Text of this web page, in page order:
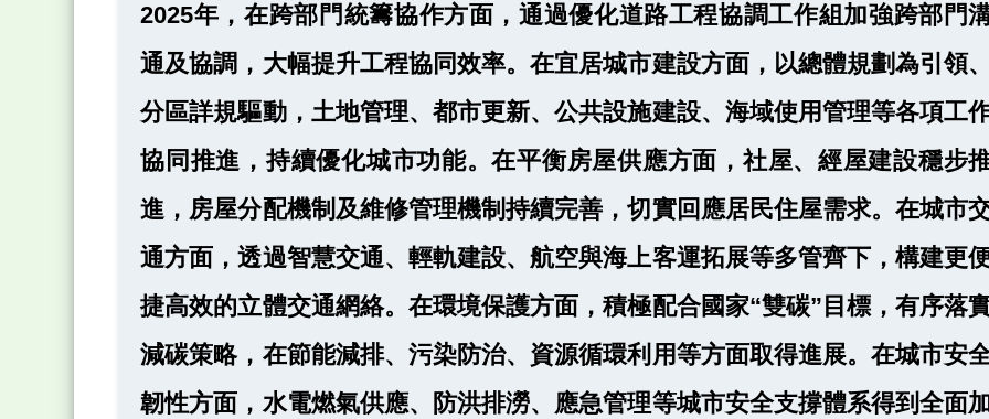
2025年，在跨部門統籌協作方面，通過優化道路工程協調工作組加強跨部門
通及協調，大幅提升工程協同效率。在宜居城市建設方面，以總體規劃為引領
分區詳規驅動，土地管理、都市更新、公共設施建設、海域使用管理等各項工
協同推進，持續優化城市功能。在平衡房屋供應方面，社屋、經屋建設穩步
進，房屋分配機制及維修管理機制持續完善，切實回應居民住屋需求。在城市
通方面，透過智慧交通、輕軌建設、航空與海上客運拓展等多管齊下，構建更
捷高效的立體交通網絡。在環境保護方面，積極配合國家“雙碳”目標，有序落
減碳策略，在節能減排、污染防治、資源循環利用等方面取得進展。在城市安
韌性方面，水電燃氣供應、防洪排澇、應急管理等城市安全支撐體系得到全面